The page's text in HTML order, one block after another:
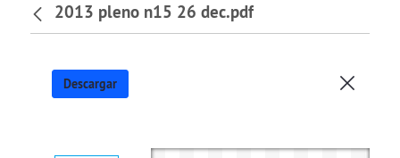
2013 pleno n15 26 dec.pdf
Descargar